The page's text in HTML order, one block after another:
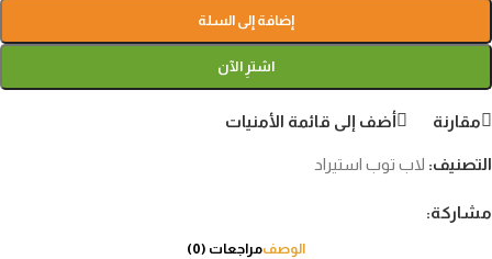
إضافة إلى السلة
اشترِ الآن
مقارنة أضف إلى قائمة الأمنيات
التصنيف: لاب توب استيراد
مشاركة:
الوصفمراجعات (0)